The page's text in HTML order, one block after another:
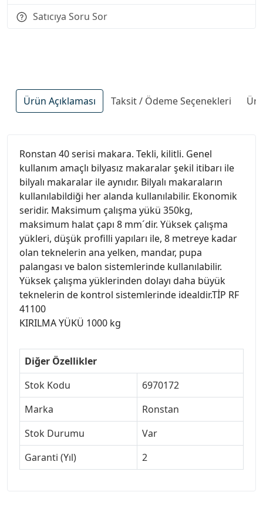
Satıcıya Soru Sor
Ürün Açıklaması Taksit / Ödeme Seçenekleri
Ronstan 40 serisi makara. Tekli, kilitli. Genel
kullanım amaçlı bilyasız makaralar şekil itibarı ile
bilyalı makaralar ile aynıdır. Bilyalı makaraların
kullanılabildiği her alanda kullanılabilir. Ekonomik
seridir. Maksimum çalışma yükü 350kg,
maksimum halat çapı 8 mm´dir. Yüksek çalışma
yükleri, düşük profilli yapıları ile, 8 metreye kadar
olan teknelerin ana yelken, mandar, pupa
palangası ve balon sistemlerinde kullanılabilir.
Yüksek çalışma yüklerinden dolayı daha büyük
teknelerin de kontrol sistemlerinde idealdir.TİP RF
41100
KIRILMA YÜKÜ 1000 kg
Diğer Özellikler
Stok Kodu
6970172
Marka
Ronstan
Stok Durumu
Var
Garanti (Yıl)
2